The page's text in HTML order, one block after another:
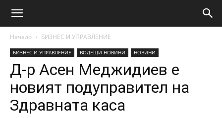
Начало БИЗНЕС И УПРАВЛЕНИЕ
БИЗНЕС И УПРАВЛЕНИЕ ВОДЕЩИ НОВИНИ НОВИНИ
Д-р Асен Меджидиев е
новият подуправител на
Здравната каса